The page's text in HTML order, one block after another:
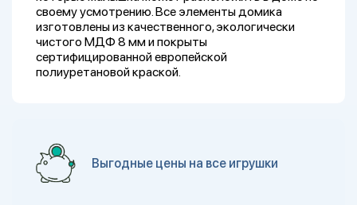
своему усмотрению. Все элементы домика
изготовлены из качественного, экологически
чистого МДФ 8 мм и покрыты
сертифицированной европейской
полиуретановой краской.
Выгодные цены на все игрушки